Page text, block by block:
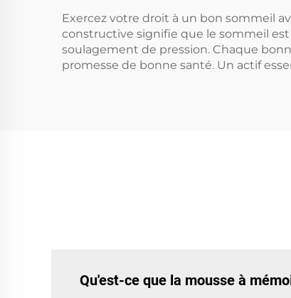
Exercez votre droit à un bon sommeil
constructive signifie que le sommeil
soulagement de pression. Chaque
promesse de bonne santé. Un actif
Qu'est-ce que la mousse à